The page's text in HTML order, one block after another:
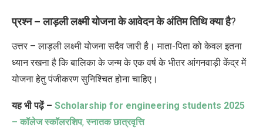
प्रश्न – लाड़ली लक्ष्मी योजना के आवेदन के अंतिम तिथि क्या है?
उत्तर – लाड़ली लक्ष्मी योजना सदैव जारी है। माता-पिता को केवल इतना
ध्यान रखना है कि बालिका के जन्म के एक वर्ष के भीतर आंगनवाड़ी केंद्र में
योजना हेतु पंजीकरण सुनिश्चित होना चाहिए।
यह भी पढ़ें – Scholarship for engineering students 2025
– कॉलेज स्कॉलरशिप, स्नातक छात्रवृत्ति